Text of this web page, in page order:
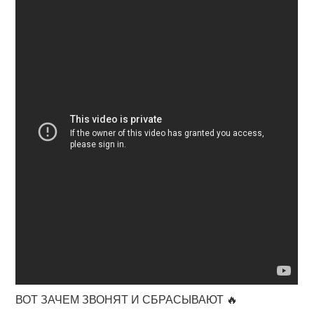
ВОТ ЗАЧЕМ ЗВОНЯТ И СБРАСЫВАЮТ 🔥